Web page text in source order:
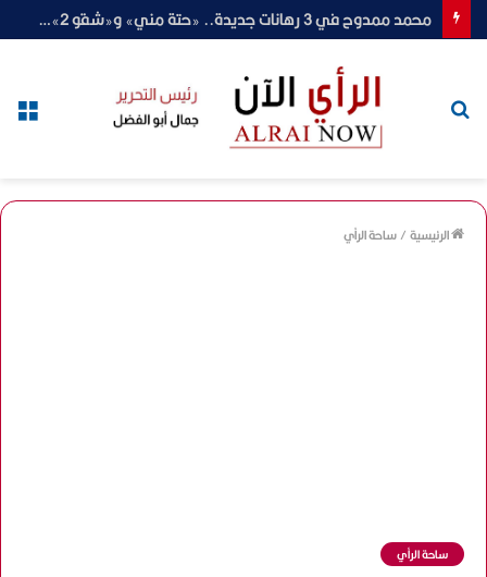
محمد ممدوح في 3 رهانات جديدة.. «حتة مني» و«شقو 2» ورمضان 2027
الرئيسية/ساحة الرأي
ساحة الرأي